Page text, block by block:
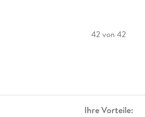
42 von 42
Ihre Vorteile: